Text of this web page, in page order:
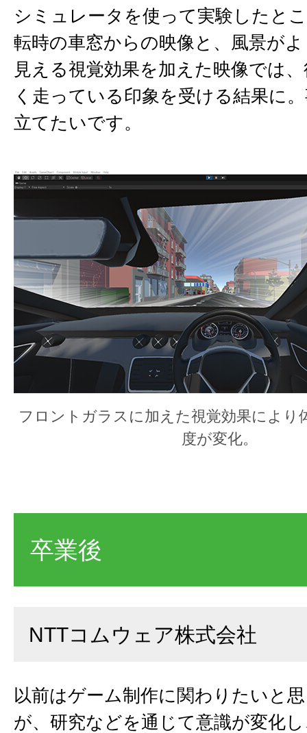
シミュレータを使って実験したと
転時の車窓からの映像と、風景が
見える視覚効果を加えた映像では
く走っている印象を受ける結果に
立てたいです。
フロントガラスに加えた視覚効果により
度が変化。
卒業後
NTTコムウェア株式会社
以前はゲーム制作に関わりたいと
が、研究などを通じて意識が変化